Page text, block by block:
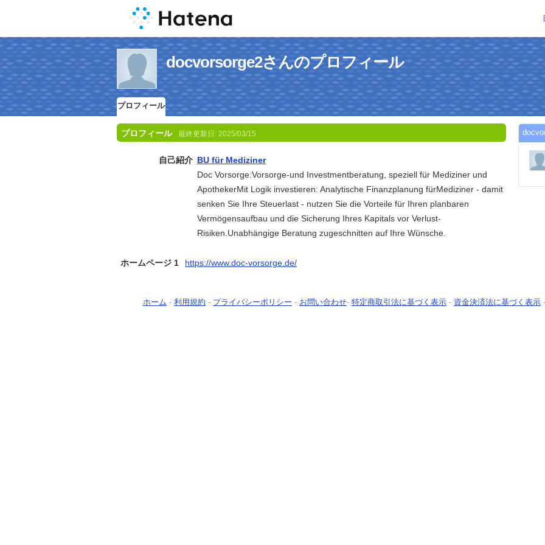
docvorsorge2さんのプロフィール
プロフィール
プロフィール 最終更新日: 2025/03/15
自己紹介 BU für Mediziner
Doc Vorsorge:Vorsorge-und Investmentberatung, speziell für Mediziner und
ApothekerMit Logik investieren: Analytische Finanzplanung fürMediziner - damit
senken Sie Ihre Steuerlast - nutzen Sie die Vorteile für Ihren planbaren
Vermögensaufbau und die Sicherung Ihres Kapitals vor Verlust-
Risiken.Unabhängige Beratung zugeschnitten auf Ihre Wünsche.
ホームページ 1 https://www.doc-vorsorge.de/
ホーム - 利用規約 - プライバシーポリシー - お問い合わせ- 特定商取引法に基づく表示 - 資金決済法に基づく表示 -